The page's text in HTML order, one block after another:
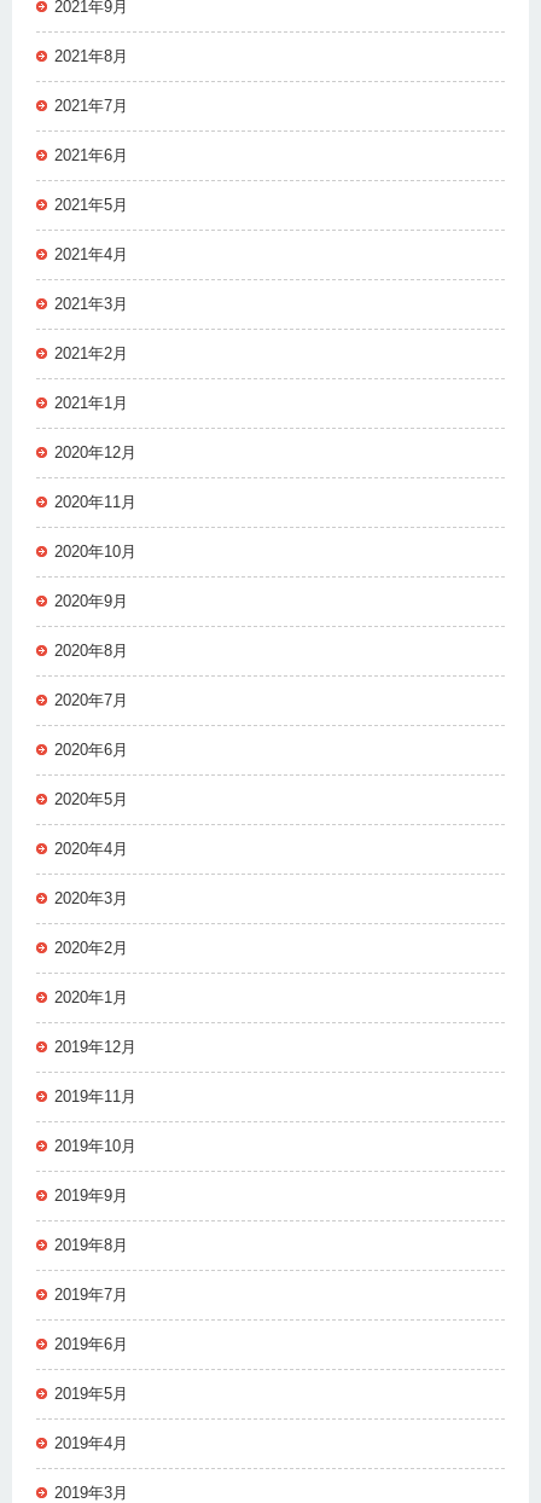
2021年9月
2021年8月
2021年7月
2021年6月
2021年5月
2021年4月
2021年3月
2021年2月
2021年1月
2020年12月
2020年11月
2020年10月
2020年9月
2020年8月
2020年7月
2020年6月
2020年5月
2020年4月
2020年3月
2020年2月
2020年1月
2019年12月
2019年11月
2019年10月
2019年9月
2019年8月
2019年7月
2019年6月
2019年5月
2019年4月
2019年3月